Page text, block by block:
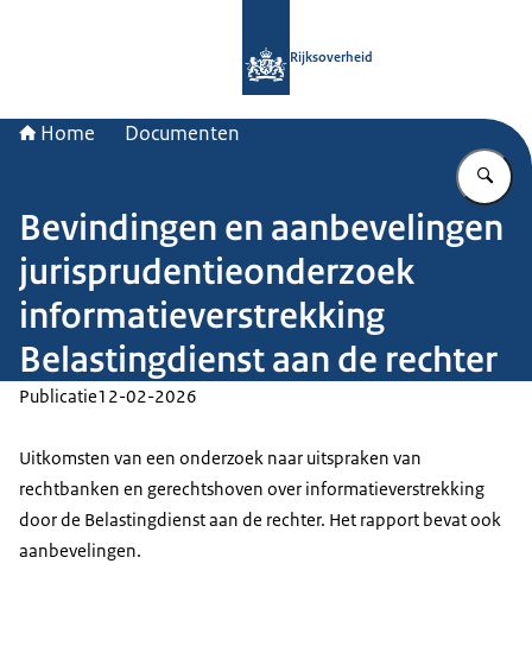
Rijksoverheid
Home Documenten
Bevindingen en aanbevelingen
jurisprudentieonderzoek
informatieverstrekking
Belastingdienst aan de rechter
Publicatie12-02-2026
Uitkomsten van een onderzoek naar uitspraken van
rechtbanken en gerechtshoven over informatieverstrekking
door de Belastingdienst aan de rechter. Het rapport bevat ook
aanbevelingen.